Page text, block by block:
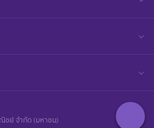
ชย์ จำกัด (มหาชน)